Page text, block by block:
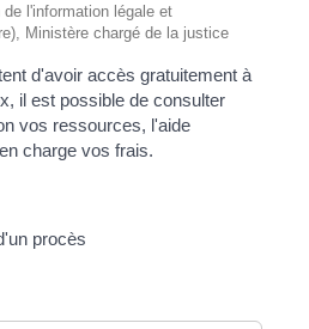
l'information légale et
Ministère chargé de la justice
d'avoir accès gratuitement à
il est possible de consulter
vos ressources, l'aide
charge vos frais.
procès